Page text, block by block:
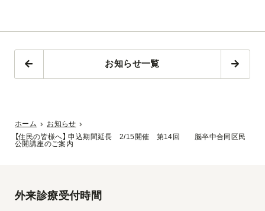
お知らせ一覧
ホーム
お知らせ
【住民の皆様へ】 申込期間延長 2/15開催 第14回 脳卒中合同区民
公開講座のご案内
外来診療受付時間